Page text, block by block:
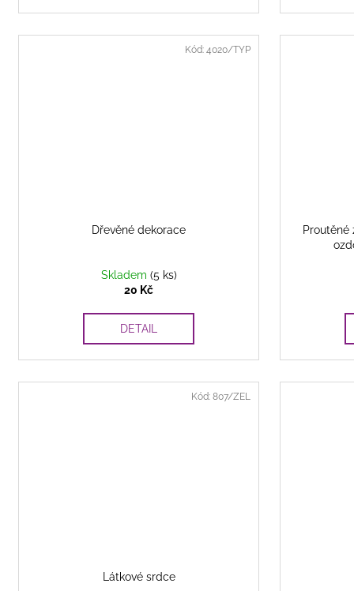
Dřevěné dekorace
Skladem (5 ks)
20 Kč
DETAIL
Kód: 4020/TYP
Proutěné
Látkové srdce
Kód: 807/ZEL